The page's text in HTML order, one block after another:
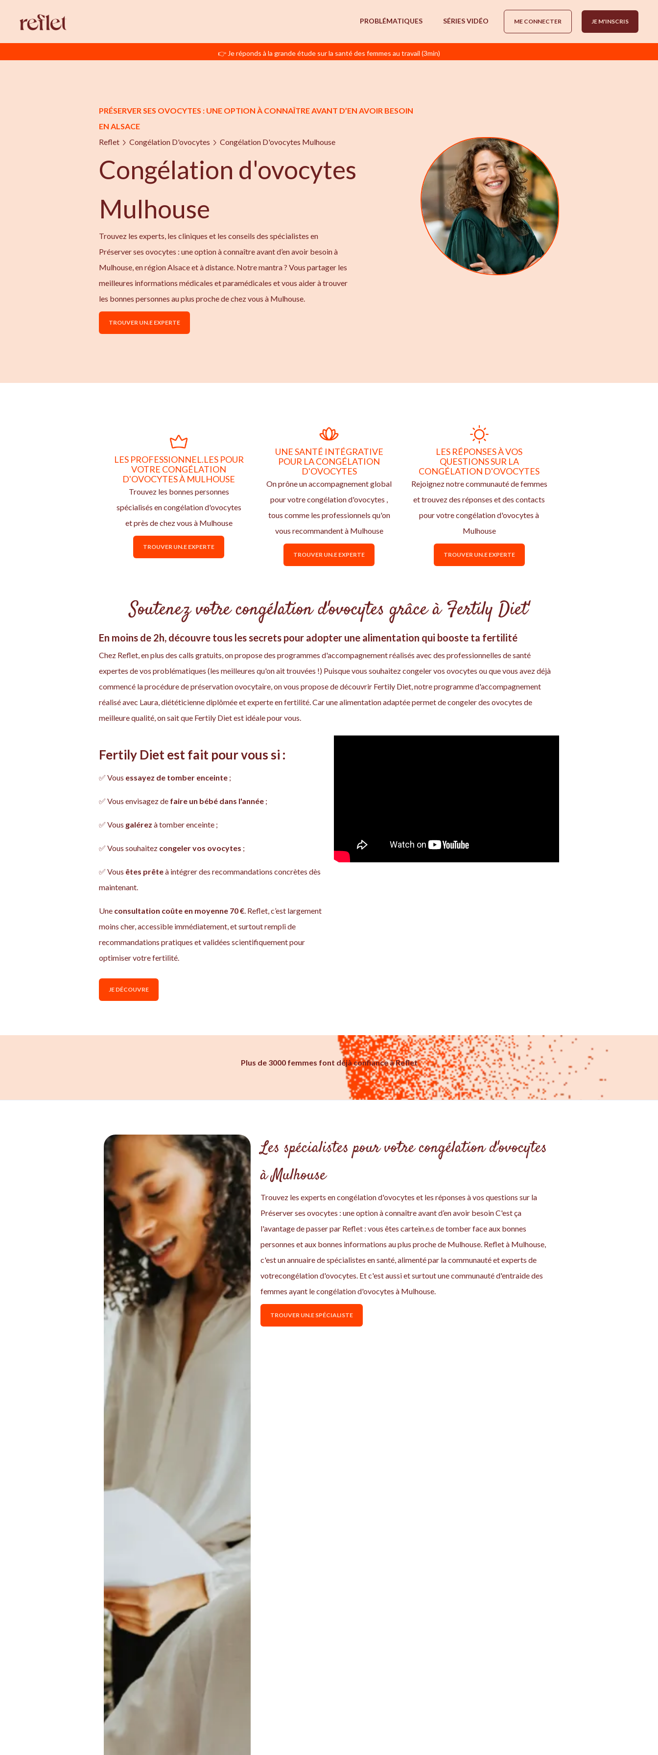
PROBLÉMATIQUES SÉRIES VIDÉO ME CONNECTER JE M'INSCRIS
👉 Je réponds à la grande étude sur la santé des femmes au travail (3min)
PRÉSERVER SES OVOCYTES : UNE OPTION À CONNAÎTRE AVANT D’EN AVOIR BESOIN
EN ALSACE
Reflet
Congélation D'ovocytes Congélation D'ovocytes Mulhouse
Congélation d'ovocytes
Mulhouse
Trouvez les experts, les cliniques et les conseils des spécialistes en
Préserver ses ovocytes : une option à connaître avant d’en avoir besoin à
Mulhouse, en région Alsace et à distance. Notre mantra ? Vous partager les
meilleures informations médicales et paramédicales et vous aider à trouver
les bonnes personnes au plus proche de chez vous à Mulhouse.
TROUVER UN.E EXPERTE
LES PROFESSIONNEL.LES POUR
VOTRE CONGÉLATION
D'OVOCYTES À MULHOUSE
Trouvez les bonnes personnes
spécialisés en congélation d'ovocytes
et près de chez vous à Mulhouse
TROUVER UN.E EXPERTE
UNE SANTÉ INTÉGRATIVE
POUR LA CONGÉLATION
D'OVOCYTES
On prône un accompagnement global
pour votre congélation d'ovocytes ,
tous comme les professionnels qu'on
vous recommandent à Mulhouse
TROUVER UN.E EXPERTE
LES RÉPONSES À VOS
QUESTIONS SUR LA
CONGÉLATION D'OVOCYTES
Rejoignez notre communauté de femmes
et trouvez des réponses et des contacts
pour votre congélation d'ovocytes à
Mulhouse
TROUVER UN.E EXPERTE
Soutenez votre congélation d'ovocytes grâce à Fertily Diet'
En moins de 2h, découvre tous les secrets pour adopter une alimentation qui booste ta fertilité
Chez Reflet, en plus des calls gratuits, on propose des programmes d'accompagnement réalisés avec des professionnelles de santé
expertes de vos problématiques (les meilleures qu'on ait trouvées !) Puisque vous souhaitez congeler vos ovocytes ou que vous avez déjà
commencé la procédure de préservation ovocytaire, on vous propose de découvrir Fertily Diet, notre programme d'accompagnement
réalisé avec Laura, diététicienne diplômée et experte en fertilité. Car une alimentation adaptée permet de congeler des ovocytes de
meilleure qualité, on sait que Fertily Diet est idéale pour vous.
Fertily Diet est fait pour vous si :
✅ Vous essayez de tomber enceinte ;
✅ Vous envisagez de faire un bébé dans l'année ;
✅ Vous galérez à tomber enceinte ;
✅ Vous souhaitez congeler vos ovocytes ;
✅ Vous êtes prêteà intégrer des recommandations concrètes dès
maintenant.
Une consultation coûte en moyenne 70 €. Reflet, c’est largement
moins cher, accessible immédiatement, et surtout rempli de
recommandations pratiques et validées scientifiquement pour
optimiser votre fertilité.
JE DÉCOUVRE
Plus de 3000 femmes font déjà confiance à Reflet
Les spécialistes pour votre congélation d'ovocytes
à Mulhouse
Trouvez les experts en congélation d'ovocytes et les réponses à vos questions sur la
Préserver ses ovocytes : une option à connaître avant d’en avoir besoin C'est ça
l'avantage de passer par Reflet : vous êtes cartein.e.s de tomber face aux bonnes
personnes et aux bonnes informations au plus proche de Mulhouse. Reflet à Mulhouse,
c'est un annuaire de spécialistes en santé, alimenté par la communauté et experts de
votrecongélation d'ovocytes. Et c'est aussi et surtout une communauté d'entraide des
femmes ayant le congélation d'ovocytes à Mulhouse.
TROUVER UN.E SPÉCIALISTE